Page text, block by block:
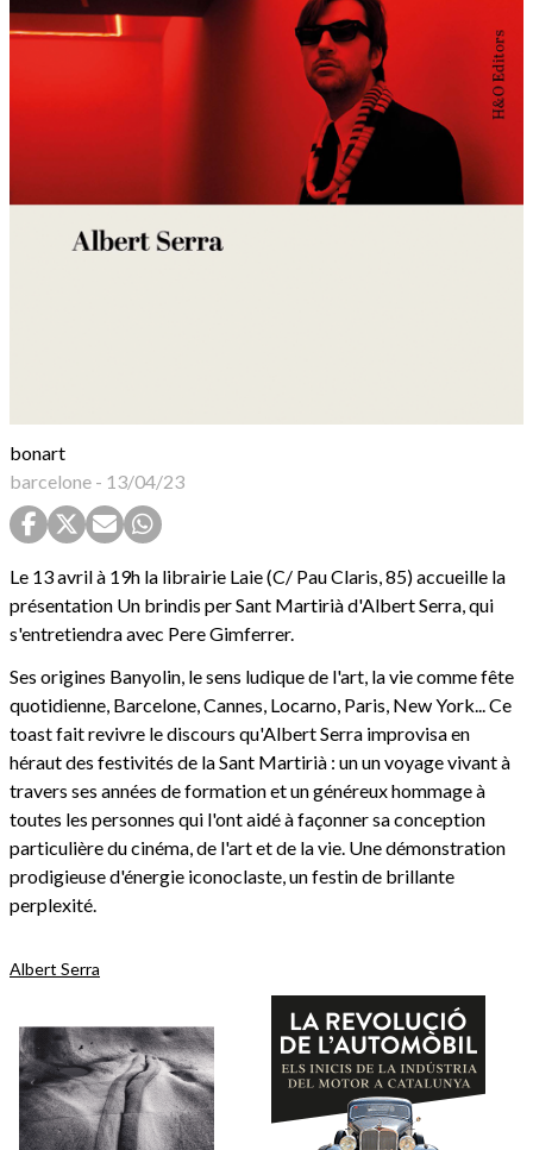
bonart
barcelone - 13/04/23
Le 13 avril à 19h la librairie Laie (C/ Pau Claris, 85) accueille la
présentation Un brindis per Sant Martirià d'Albert Serra, qui
s'entretiendra avec Pere Gimferrer.
Ses origines Banyolin, le sens ludique de l'art, la vie comme fête
quotidienne, Barcelone, Cannes, Locarno, Paris, New York... Ce
toast fait revivre le discours qu'Albert Serra improvisa en
héraut des festivités de la Sant Martirià : un un voyage vivant à
travers ses années de formation et un généreux hommage à
toutes les personnes qui l'ont aidé à façonner sa conception
particulière du cinéma, de l'art et de la vie. Une démonstration
prodigieuse d'énergie iconoclaste, un festin de brillante
perplexité.
Albert Serra